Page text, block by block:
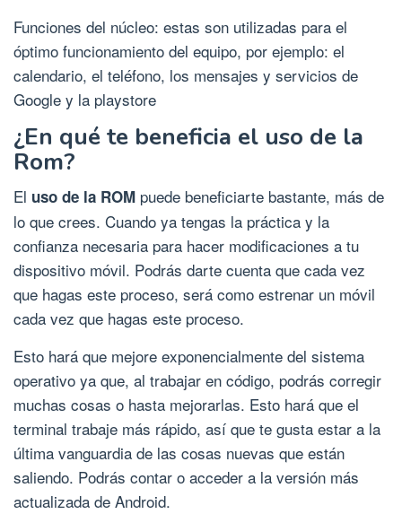
Funciones del núcleo: estas son utilizadas para el
óptimo funcionamiento del equipo, por ejemplo: el
calendario, el teléfono, los mensajes y servicios de
Google y la playstore
¿En qué te beneficia el uso de la
Rom?
El uso de la ROM puede beneficiarte bastante, más de
lo que crees. Cuando ya tengas la práctica y la
confianza necesaria para hacer modificaciones a tu
dispositivo móvil. Podrás darte cuenta que cada vez
que hagas este proceso, será como estrenar un móvil
cada vez que hagas este proceso.
Esto hará que mejore exponencialmente del sistema
operativo ya que, al trabajar en código, podrás corregir
muchas cosas o hasta mejorarlas. Esto hará que el
terminal trabaje más rápido, así que te gusta estar a la
última vanguardia de las cosas nuevas que están
saliendo. Podrás contar o acceder a la versión más
actualizada de Android.